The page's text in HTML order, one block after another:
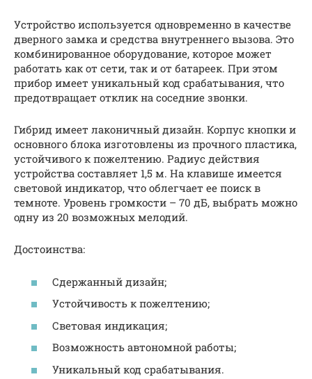
Устройство используется одновременно в качестве
дверного замка и средства внутреннего вызова. Это
комбинированное оборудование, которое может
работать как от сети, так и от батареек. При этом
прибор имеет уникальный код срабатывания, что
предотвращает отклик на соседние звонки.
Гибрид имеет лаконичный дизайн. Корпус кнопки и
основного блока изготовлены из прочного пластика,
устойчивого к пожелтению. Радиус действия
устройства составляет 1,5 м. На клавише имеется
световой индикатор, что облегчает ее поиск в
темноте. Уровень громкости – 70 дБ, выбрать можно
одну из 20 возможных мелодий.
Достоинства:
Сдержанный дизайн;
Устойчивость к пожелтению;
Световая индикация;
Возможность автономной работы;
Уникальный код срабатывания.